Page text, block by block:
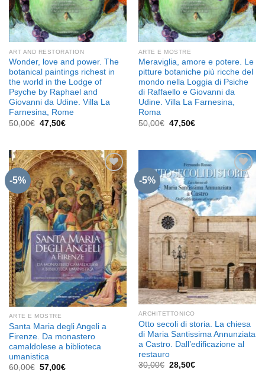
ART AND RESTORATION
Wonder, love and power. The
botanical paintings richest in
the world in the Lodge of
Psyche by Raphael and
Giovanni da Udine. Villa La
Farnesina, Rome
50,00€ Il
prezzo
50,00€.
47,50€Il
47,50€.
ARTE E MOSTRE
Meraviglia, amore e potere. Le
pitture botaniche più ricche del
mondo nella Loggia di Psiche
di Raffaello e Giovanni da
Udine. Villa La Farnesina,
Roma
50,00€ Il
prezzo
50,00€.
47,50€Il
47,50€.
-5%
Aggiungi
alla lista
dei
desideri
ARTE E MOSTRE
Santa Maria degli Angeli a
Firenze. Da monastero
camaldolese a biblioteca
umanistica
60,00€ Il
57,00€Il
-5%
Aggiungi
alla lista
dei
desideri
ARCHITETTONICO
Otto secoli di storia. La chiesa
di Maria Santissima Annunziata
a Castro. Dall’edificazione al
restauro
30,00€ Il
28,50€Il